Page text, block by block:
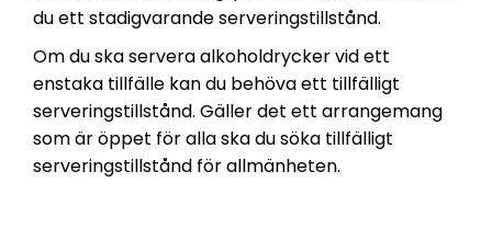
du ett stadigvarande serveringstillstånd.
Om du ska servera alkoholdrycker vid ett
enstaka tillfälle kan du behöva ett tillfälligt
serveringstillstånd. Gäller det ett arrangemang
som är öppet för alla ska du söka tillfälligt
serveringstillstånd för allmänheten.